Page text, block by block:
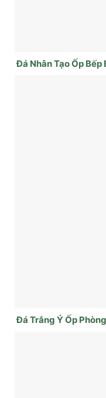
Đá Nhân Tạo Ốp
Đá Trắng Ý Ốp